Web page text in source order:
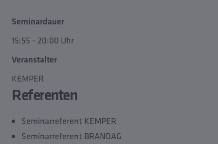
Seminardauer
15:55 - 20:00 Uhr
Veranstalter
KEMPER
Referenten
Seminarreferent KEMPER
Seminarreferent BRANDAG